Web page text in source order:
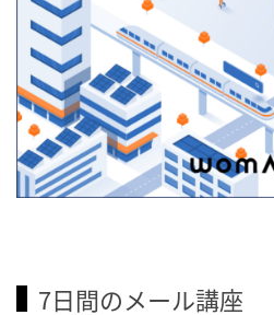
7日間のメール講座